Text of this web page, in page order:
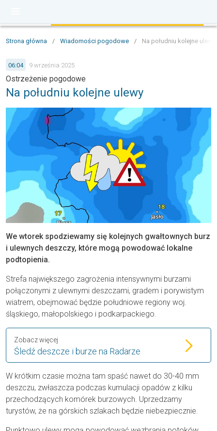
Strona główna / Wiadomości pogodowe / Na południu kolejne ulewy
06:04 9 września 2025
Ostrzeżenie pogodowe
Na południu kolejne ulewy
We wtorek spodziewamy się kolejnych gwałtownych burz
i ulewnych deszczy, które mogą powodować lokalne
podtopienia.
Strefa największego zagrożenia intensywnymi burzami
połączonymi z ulewnymi deszczami, gradem i porywistym
wiatrem, obejmować będzie południowe regiony woj.
śląskiego, małopolskiego i podkarpackiego.
Śledź deszcze i burze na Radarze
Zobacz więcej
W krótkim czasie można tam spaść nawet do 30-40 mm
deszczu, zwłaszcza podczas kumulacji opadów z kilku
przechodzących komórek burzowych. Uprzedzamy
turystów, że na górskich szlakach będzie niebezpiecznie.